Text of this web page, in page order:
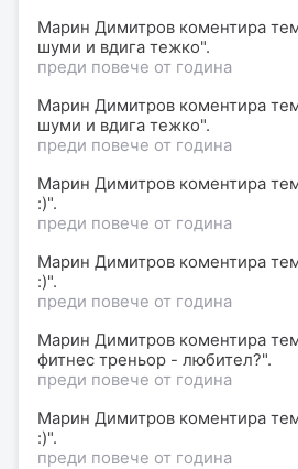
Марин Димитров коментира
шуми и вдига тежко".
преди повече от година
Марин Димитров коментира
шуми и вдига тежко".
преди повече от година
Марин Димитров коментира
:)".
преди повече от година
Марин Димитров коментира
:)".
преди повече от година
Марин Димитров коментира
фитнес треньор - любител?".
преди повече от година
Марин Димитров коментира
:)".
преди повече от година